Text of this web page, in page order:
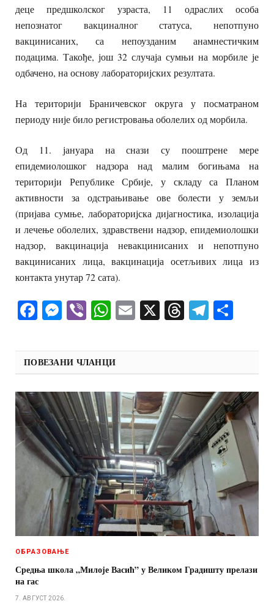
деце предшколског узраста, 11 одраслих особа
непознатог вакциналног статуса, непотпуно
вакцинисаних, са непоузданим анамнестичким
подацима. Такође, још 32 случаја сумњи на морбиле је
одбачено, на основу лабораторијских резултата.
На територији Браничевског округа у посматраном
периоду није било регистровања оболелих од морбила.
Од 11. јануара на снази су пооштрене мере
епидемиолошког надзора над малим богињама на
територији Републике Србије, у складу са Планом
активности за одстрањивање ове болести у земљи
(пријава сумње, лабораторијска дијагностика, изолација
и лечење оболелих, здравствени надзор, епидемиолошки
надзор, вакцинација невакцинисаних и непотпуно
вакцинисаних лица, вакцинација осетљивих лица из
контакта унутар 72 сата).
Facebook
Messenger
ViberWhatsApp
Email
X Threads
ПОВЕЗАНИ ЧЛАНЦИ
ОБРАЗОВАЊЕ
Средња школа „Милоје Васић” у Великом Градишту прелази
на гас
7. АВГУСТ 2026.